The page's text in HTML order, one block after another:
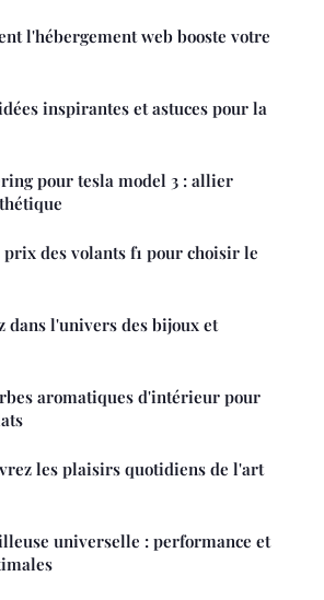
l'hébergement web booste votre
inspirantes et astuces pour la
pour tesla model 3 : allier
des volants f1 pour choisir le
dans l'univers des bijoux et
aromatiques d'intérieur pour
les plaisirs quotidiens de l'art
universelle : performance et